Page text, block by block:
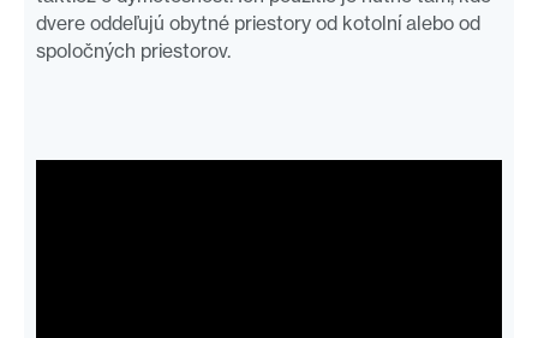
dvere oddeľujú obytné priestory od kotolní alebo od
spoločných priestorov.